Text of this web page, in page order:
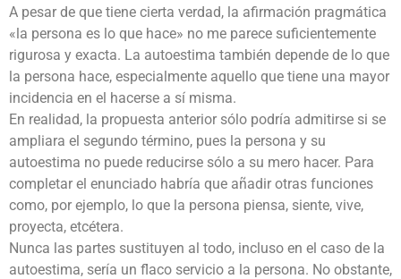
A pesar de que tiene cierta verdad, la afirmación pragmática
«la persona es lo que hace» no me parece suficientemente
rigurosa y exacta. La autoestima también depende de lo que
la persona hace, especialmente aquello que tiene una mayor
incidencia en el hacerse a sí misma.
En realidad, la propuesta anterior sólo podría admitirse si se
ampliara el segundo término, pues la persona y su
autoestima no puede reducirse sólo a su mero hacer. Para
completar el enunciado habría que añadir otras funciones
como, por ejemplo, lo que la persona piensa, siente, vive,
proyecta, etcétera.
Nunca las partes sustituyen al todo, incluso en el caso de la
autoestima, sería un flaco servicio a la persona. No obstante,